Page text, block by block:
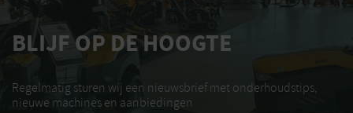
BLIJF OP DE HOOGTE
Regelmatig sturen wij een nieuwsbrief met onderhoudstips,
nieuwe machines en aanbiedingen